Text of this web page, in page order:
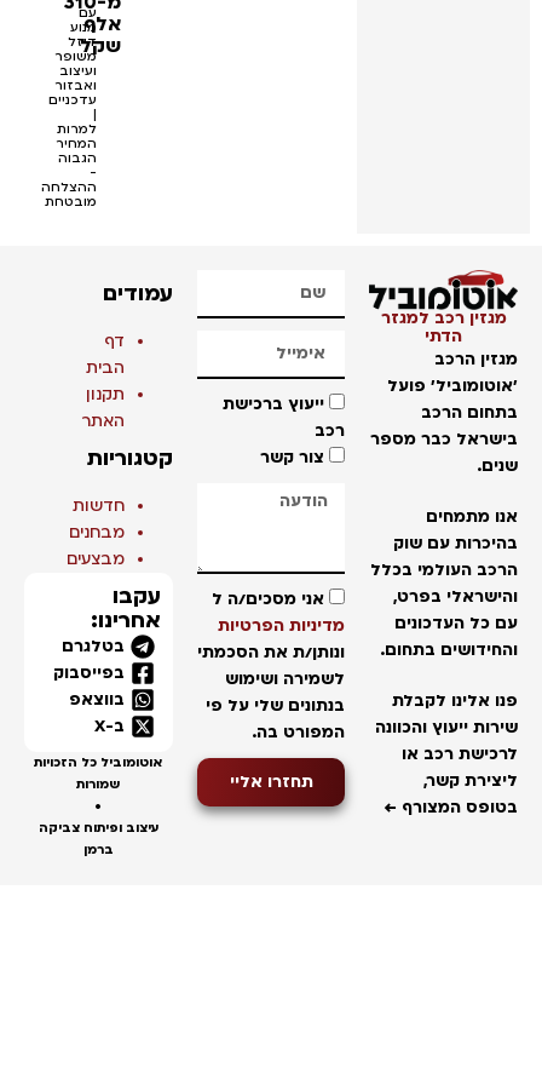
אלף
שקל
עם
מנוע
דיזל
משופר
ועיצוב
ואבזור
עדכניים
למרות
המחיר
הגבוה
ההצלחה
מובטחת
מגזין רכב למגזר
הדתי
הרכב
פועל
הרכב
כבר מספר
מתמחים
עם שוק
העולמי בכלל
בפרט,
כל העדכונים
בתחום.
אלינו לקבלת
ייעוץ והכוונה
רכב או
קשר,
המצורף ←
ייעוץ ברכישת
רכב
צור קשר
אני מסכים/ה ל
מדיניות הפרטיות
ונותן/ת את הסכמתי
לשמירה ושימוש
בנתונים שלי על פי
המפורט בה.
תחזרו אליי
עמודים
דף
הבית
תקנון
האתר
קטגוריות
חדשות
מבחנים
מבצעים
עקבו
אחרינו:
בטלגרם
בפייסבוק
בווצאפ
ב-X
אוטומוביל כל הזכויות
שמורות
עיצוב ופיתוח צביקה